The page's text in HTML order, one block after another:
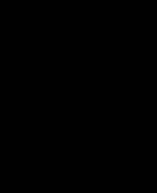
потускнели. Только размер выбран
изображения просто отличное, все
абсолютно приемлемые. Каждый